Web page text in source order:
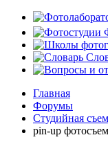
Главная
Форумы
Студийная
pin-up